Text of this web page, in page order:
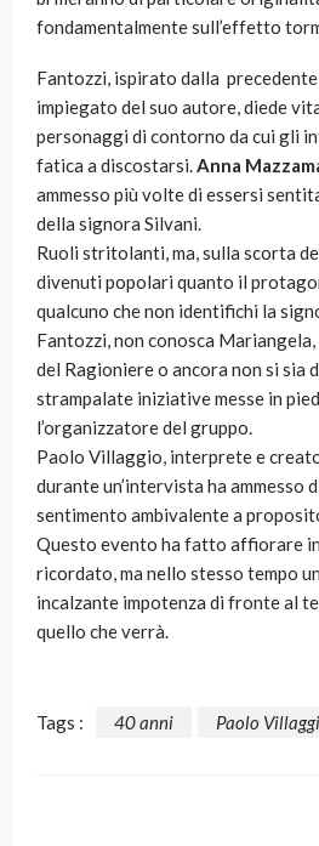
fondamentalmente sull’effetto
Fantozzi, ispirato dalla precedente
impiegato del suo autore, diede
personaggi di contorno da cui gli
fatica a discostarsi.Anna
ammesso più volte di essersi
della signora Silvani.
Ruoli stritolanti, ma, sulla scorta
divenuti popolari quanto il
qualcuno che non identifichi la
Fantozzi, non conosca Mariangela,
del Ragioniere o ancora non si sia
strampalate iniziative messe in
l’organizzatore del gruppo.
Paolo Villaggio, interprete e
durante un’intervista ha ammesso
sentimento ambivalente a
Questo evento ha fatto affiorare
ricordato, ma nello stesso tempo
incalzante impotenza di fronte al
quello che verrà.
Tags : 40 anni Paolo